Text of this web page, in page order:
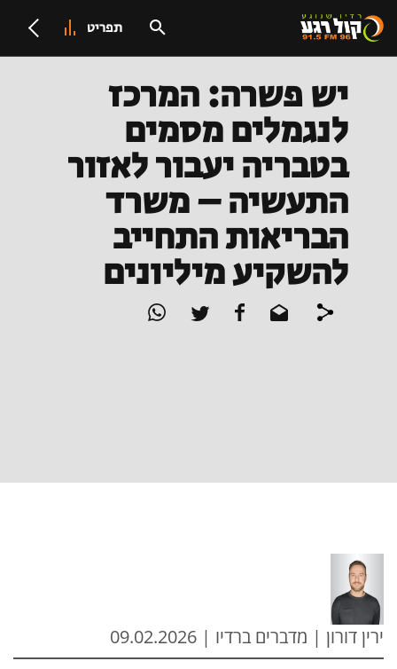
תפריט
יש פשרה: המרכז
לנגמלים מסמים
בטבריה יעבור לאזור
התעשיה – משרד
הבריאות התחייב
להשקיע מיליונים
ירין דורון | מדברים ברדיו | 09.02.2026